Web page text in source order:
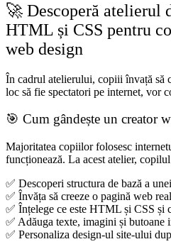
🚀 Descoperă atelierul
HTML și CSS pentru
web design
În cadrul atelierului, copiii învață să
loc să fie spectatori pe internet, vor
🎯 Cum gândește un creator
Majoritatea copiilor folosesc
funcționează. La acest atelier,
✅ Descoperi structura de bază a
✅ Învăța să creeze o pagină web
✅ Înțelege ce este HTML și CSS și
✅ Adăuga texte, imagini și butoane
✅ Personaliza design-ul site-ului